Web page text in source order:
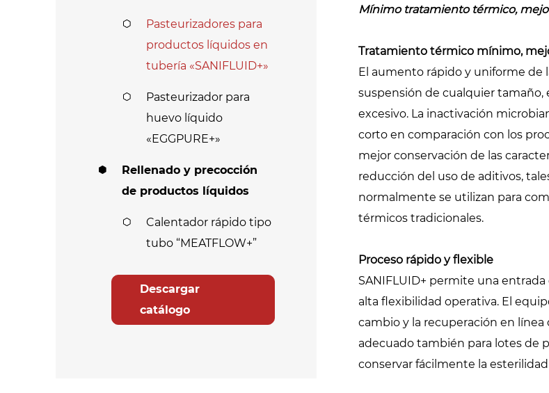
Pasteurizadores para
productos líquidos en
tubería «SANIFLUID+»
Pasteurizador para
huevo líquido
«EGGPURE+»
Rellenado y precocción
de productos líquidos
Calentador rápido tipo
tubo “MEATFLOW+”
Descargar
catálogo
Mínimo tratamiento térmico,
Tratamiento térmico mínimo,
El aumento rápido y uniforme de
suspensión de cualquier
excesivo. La inactivación
corto en comparación con los
mejor conservación de las
reducción del uso de aditivos,
normalmente se utilizan para
térmicos tradicionales.
Proceso rápido y flexible
SANIFLUID+ permite una
alta flexibilidad operativa. El
cambio y la recuperación en
adecuado también para lotes de
conservar fácilmente la